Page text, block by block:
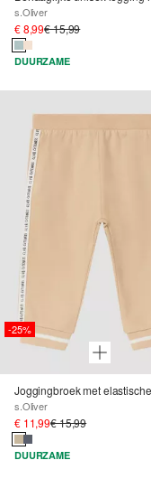
s.Oliver
€ 8,99€ 15,99
DUURZAME
-25%
s.Oliver
€ 11,99€ 15,99
DUURZAME